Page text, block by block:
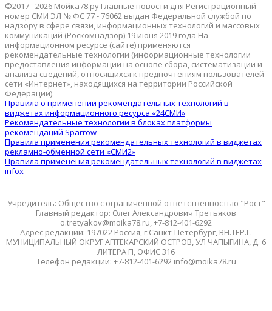
©2017 - 2026 Мойка78.ру Главные новости дня Регистрационный
номер СМИ ЭЛ № ФС 77 - 76062 выдан Федеральной службой по
надзору в сфере связи, информационных технологий и массовых
коммуникаций (Роскомнадзор) 19 июня 2019 года На
информационном ресурсе (сайте) применяются
рекомендательные технологии (информационные технологии
предоставления информации на основе сбора, систематизации и
анализа сведений, относящихся к предпочтениям пользователей
сети «Интернет», находящихся на территории Российской
Федерации).
Правила о применении рекомендательных технологий в
виджетах информационного ресурса «24СМИ»
Рекомендательные технологии в блоках платформы
рекомендаций Sparrow
Правила применения рекомендательных технологий в виджетах
рекламно-обменной сети «СМИ2»
Правила применения рекомендательных технологий в виджетах
infox
Учредитель: Общество с ограниченной ответственностью "Рост"
Главный редактор: Олег Александрович Третьяков
o.tretyakov@moika78.ru, +7-812-401-6292
Адрес редакции: 197022 Россия, г.Санкт-Петербург, ВН.ТЕР.Г.
МУНИЦИПАЛЬНЫЙ ОКРУГ АПТЕКАРСКИЙ ОСТРОВ, УЛ ЧАПЫГИНА, Д. 6
ЛИТЕРА П, ОФИС 316
Телефон редакции: +7-812-401-6292 info@moika78.ru